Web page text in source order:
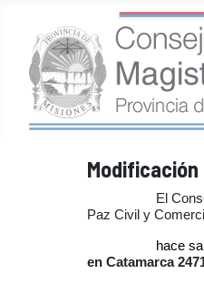
Modificación
El
Paz Civil y
hace
en Catamarca